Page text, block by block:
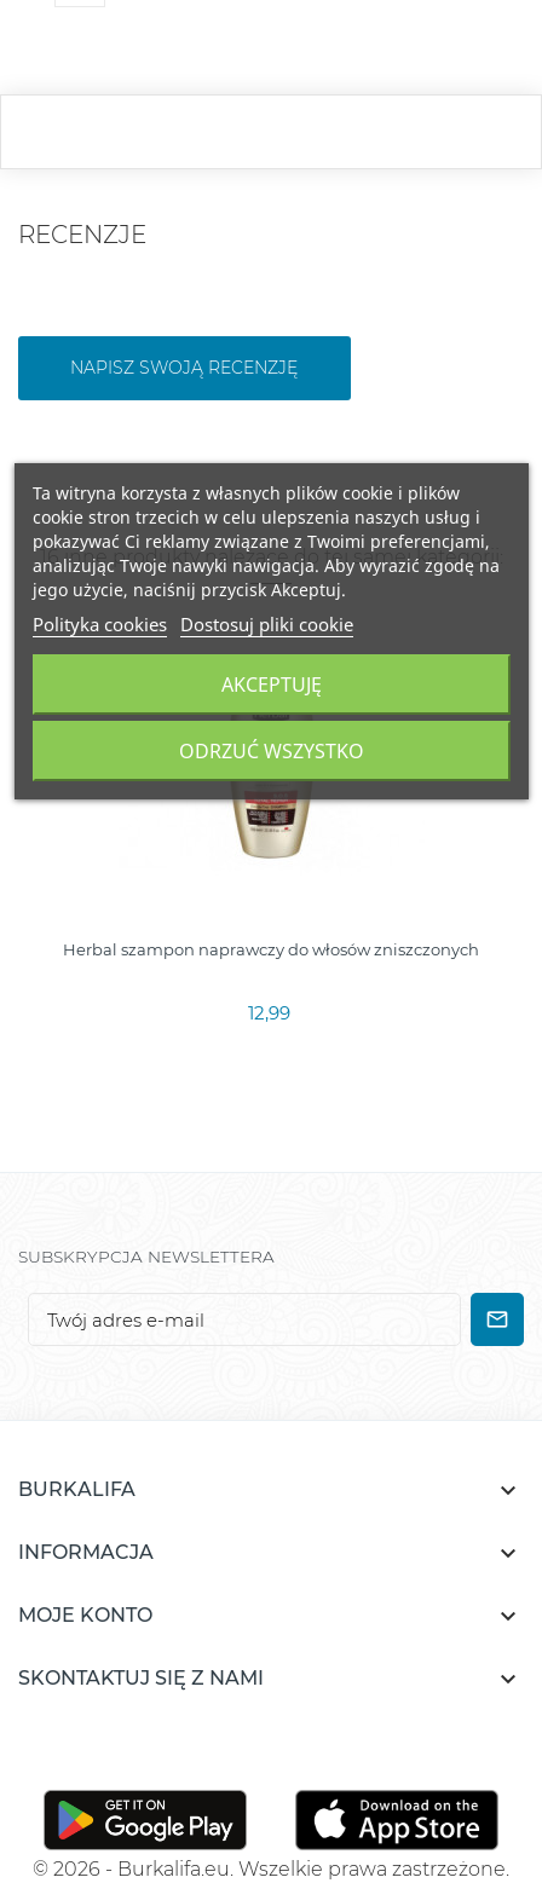
RECENZJE
NAPISZ SWOJĄ RECENZJĘ
16 inne produkty należące do tej samej kategorii:
Herbal szampon naprawczy do włosów zniszczonych
12,99
SUBSKRYPCJA NEWSLETTERA
BURKALIFA 
INFORMACJA 
MOJE KONTO 
SKONTAKTUJ SIĘ Z NAMI 
© 2026 - Burkalifa.eu. Wszelkie prawa zastrzeżone.
Ta witryna korzysta z własnych plików cookie i plików
cookie stron trzecich w celu ulepszenia naszych usług i
pokazywać Ci reklamy związane z Twoimi preferencjami,
analizując Twoje nawyki nawigacja. Aby wyrazić zgodę na
jego użycie, naciśnij przycisk Akceptuj.
Polityka cookies Dostosuj pliki cookie
ODRZUĆ WSZYSTKO
AKCEPTUJĘ